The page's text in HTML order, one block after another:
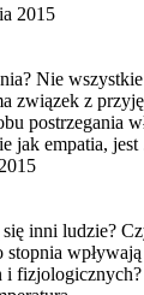
2015
Nie
związek z
postrzegania
jak empatia, jest
inni ludzie?
i